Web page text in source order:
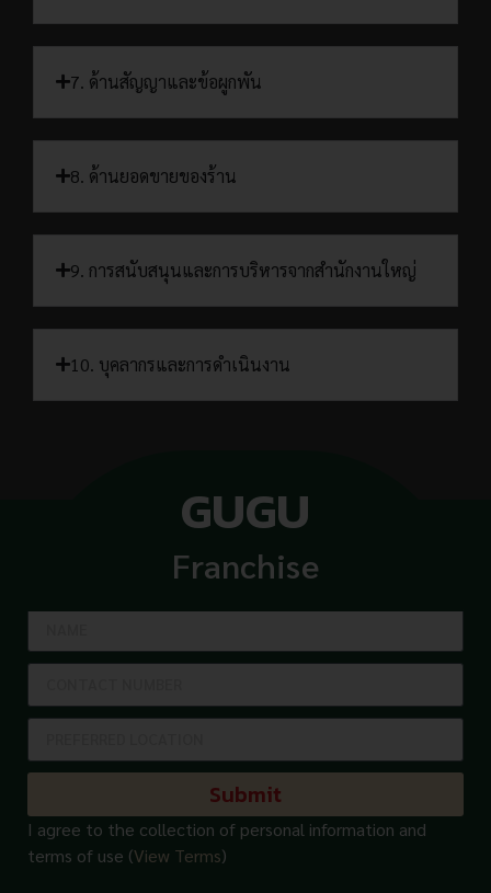
7. ด้านสัญญาและข้อผูกพัน
8. ด้านยอดขายของร้าน
9. การสนับสนุนและการบริหารจากสำนักงานใหญ่
10. บุคลากรและการดำเนินงาน
GUGU
Franchise
สอบถามแฟรนไชส์
092-270-9337
Submit
I agree to the collection of personal information and
terms of use (View Terms)